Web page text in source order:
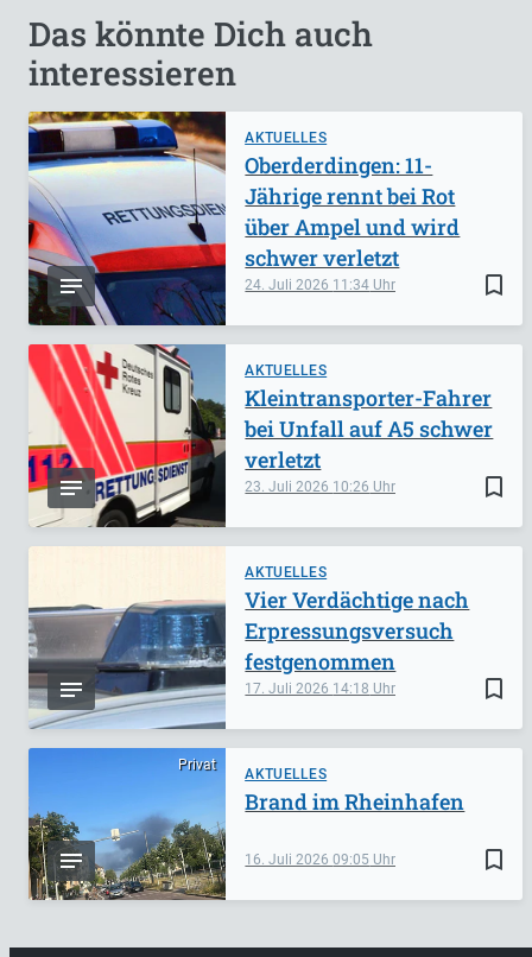
Das könnte Dich auch
interessieren
AKTUELLES
bookmark_border
24. Juli 2026 11:34
Oberderdingen: 11-
Jährige rennt bei Rot
über Ampel und wird
schwer verletzt
AKTUELLES
bookmark_border
23. Juli 2026 10:26
Kleintransporter-Fahrer
bei Unfall auf A5 schwer
verletzt
AKTUELLES
bookmark_border
17. Juli 2026 14:18
Vier Verdächtige nach
Erpressungsversuch
festgenommen
Privat
AKTUELLES
bookmark_border
16. Juli 202609:05
Brand im Rheinhafen